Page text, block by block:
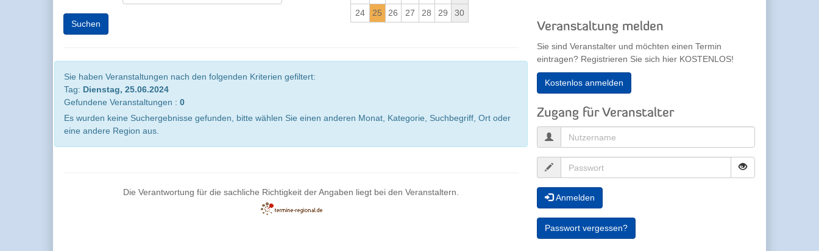
24
25 26 27 28 29 30
Sie haben Veranstaltungen nach den folgenden Kriterien gefiltert:
Tag: Dienstag, 25.06.2024
Gefundene Veranstaltungen : 0
Es wurden keine Suchergebnisse gefunden, bitte wählen Sie einen anderen Monat, Kategorie, Suchbegriff, Ort oder
eine andere Region aus.
Die Verantwortung für die sachliche Richtigkeit der Angaben liegt bei den Veranstaltern.
Veranstaltung melden
Sie sind Veranstalter und möchten einen Termin
eintragen? Registrieren Sie sich hier KOSTENLOS!
Kostenlos anmelden
Zugang für Veranstalter
Anmelden
Passwort vergessen?